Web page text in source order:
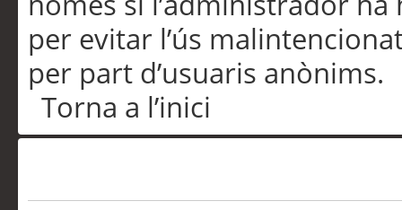
per evitar l’ús
per part d’usuaris anònims.
Torna a l’inici